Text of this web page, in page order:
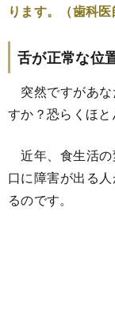
ります。（歯科
舌が正常な位
突然ですがあな
すか？恐らくほと
近年、食生活の
口に障害が出る
るのです。